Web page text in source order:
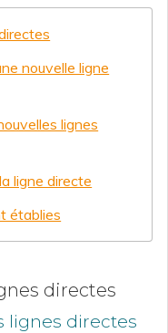
nouvelle ligne
lignes
ligne directe
établies
directes
lignes directes